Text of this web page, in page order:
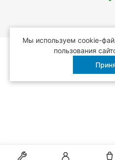
Мы используем cookie-
пользования